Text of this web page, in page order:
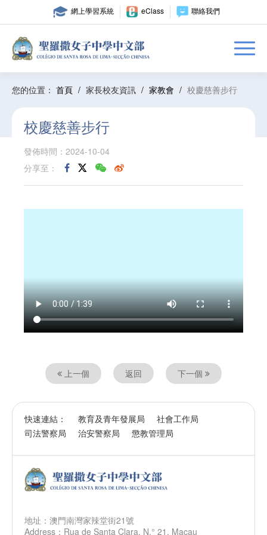
網上學習系統 eClass 聯絡我們
您的位置： 首頁 / 家長校友資訊 / 家教會 / 校慶慈善步行
校慶慈善步行
發佈時間：2024-10-04
分享至：
上一個 返回 下一個
快速連結： 教育及青年發展局
社會工作局
司法警察局
治安警察局 懲教管理局
地址：澳門南灣家辣堂街21號
Address：Rua de Santa Clara, N.° 21, Macau